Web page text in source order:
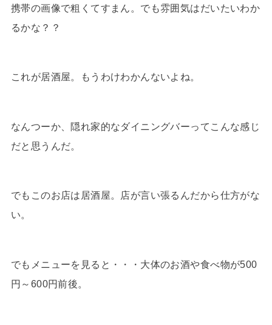
携帯の画像で粗くてすまん。でも雰囲気はだいたいわか
るかな？？
これが居酒屋。もうわけわかんないよね。
なんつーか、隠れ家的なダイニングバーってこんな感じ
だと思うんだ。
でもこのお店は居酒屋。店が言い張るんだから仕方がな
い。
でもメニューを見ると・・・大体のお酒や食べ物が500
円～600円前後。